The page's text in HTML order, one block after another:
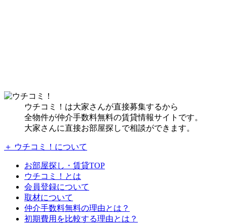
ウチコミ！は大家さんが直接募集するから
全物件が仲介手数料無料の賃貸情報サイトです。
大家さんに直接お部屋探しで相談ができます。
＋ ウチコミ！について
お部屋探し・賃貸TOP
ウチコミ！とは
会員登録について
取材について
仲介手数料無料の理由とは？
初期費用を比較する理由とは？